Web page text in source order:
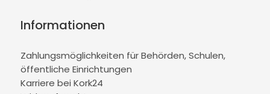
Informationen
Zahlungsmöglichkeiten für Behörden, Schulen,
öffentliche Einrichtungen
Karriere bei Kork24